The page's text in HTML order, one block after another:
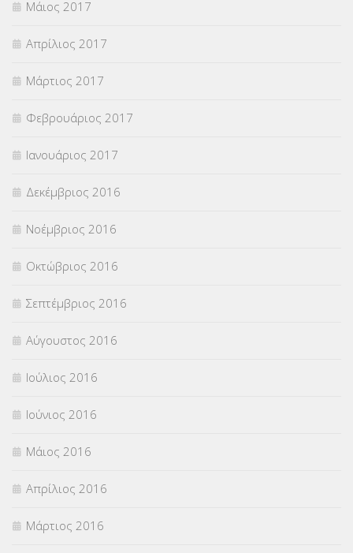
Μάιος 2017
Απρίλιος 2017
Μάρτιος 2017
Φεβρουάριος 2017
Ιανουάριος 2017
Δεκέμβριος 2016
Νοέμβριος 2016
Οκτώβριος 2016
Σεπτέμβριος 2016
Αύγουστος 2016
Ιούλιος 2016
Ιούνιος 2016
Μάιος 2016
Απρίλιος 2016
Μάρτιος 2016